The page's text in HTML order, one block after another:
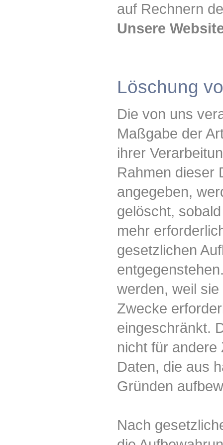
auf Rechnern
Unsere
Löschung
Die von uns
Maßgabe der
ihrer
Rahmen dieser
angegeben,
gelöscht,
mehr
gesetzlichen
werden, weil
Zwecke
eingeschränkt.
nicht für
Daten, die aus
Gründen
Nach